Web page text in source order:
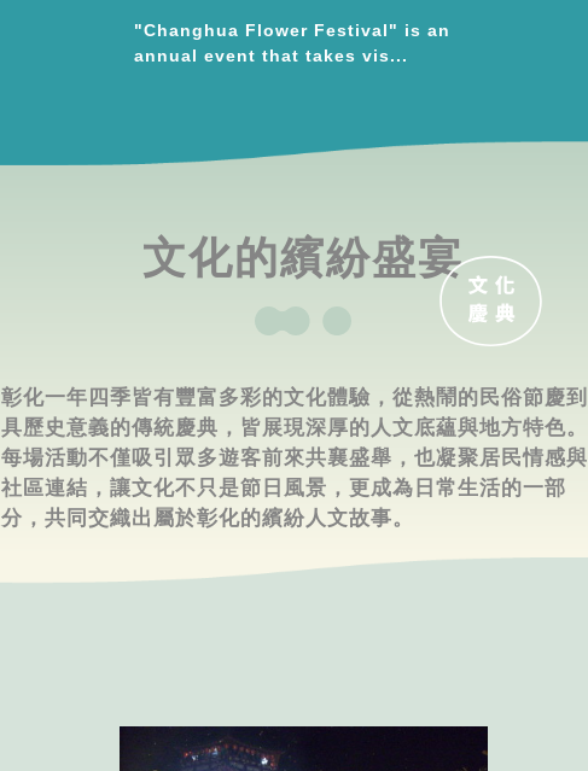
"Changhua Flower Festival" is an
annual event that takes vis...
文化的繽紛盛宴
彰化一年四季皆有豐富多彩的文化體驗，從熱鬧的民俗節慶到
具歷史意義的傳統慶典，皆展現深厚的人文底蘊與地方特色。
每場活動不僅吸引眾多遊客前來共襄盛舉，也凝聚居民情感與
社區連結，讓文化不只是節日風景，更成為日常生活的一部
分，共同交織出屬於彰化的繽紛人文故事。